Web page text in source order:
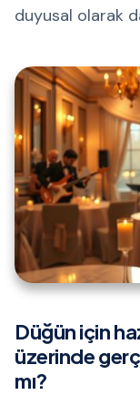
duyusal olarak
Düğün için
üzerinde
mı?